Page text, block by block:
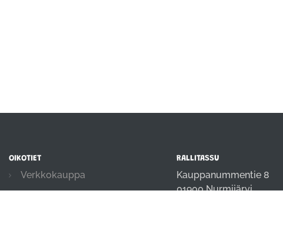
OIKOTIET
Verkkokauppa
RALLITASSU
Kauppanummentie 8
01900 Nurmijärvi